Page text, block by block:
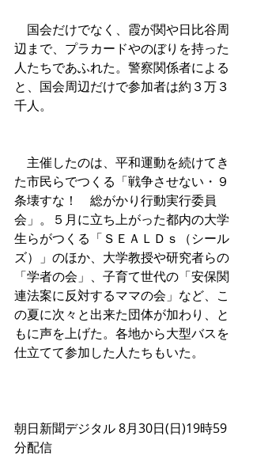
国会だけでなく、霞が関や日比谷周
辺まで、プラカードやのぼりを持った
人たちであふれた。警察関係者による
と、国会周辺だけで参加者は約３万３
千人。
主催したのは、平和運動を続けてき
た市民らでつくる「戦争させない・９
条壊すな！　総がかり行動実行委員
会」。５月に立ち上がった都内の大学
生らがつくる「ＳＥＡＬＤｓ（シール
ズ）」のほか、大学教授や研究者らの
「学者の会」、子育て世代の「安保関
連法案に反対するママの会」など、こ
の夏に次々と出来た団体が加わり、と
もに声を上げた。各地から大型バスを
仕立てて参加した人たちもいた。
朝日新聞デジタル 8月30日(日)19時59
分配信